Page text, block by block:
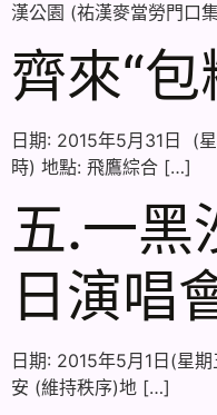
漢公園 (祐漢麥當勞門口
齊來“包
日期: 2015年5月31日 (
時) 地點: 飛鷹綜合 […]
五.一黑
日演唱
日期: 2015年5月1日(星
安 (維持秩序)地 […]